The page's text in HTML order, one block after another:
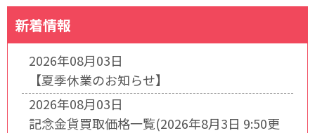
新着情報
2026年08月03日
【夏季休業のお知らせ】
2026年08月03日
記念金貨買取価格一覧(2026年8月3日 9:50更